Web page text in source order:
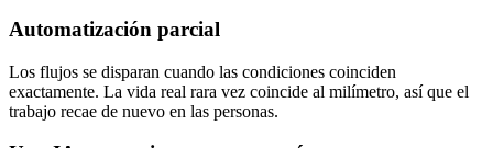
Automatización parcial
Los flujos se disparan cuando las condiciones coinciden
exactamente. La vida real rara vez coincide al milímetro, así que el
trabajo recae de nuevo en las personas.